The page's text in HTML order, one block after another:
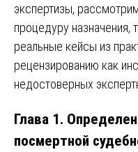
экспертизы,
процедуру назначения,
реальные кейсы из
рецензированию как
недостоверных
Глава 1.
посмертной